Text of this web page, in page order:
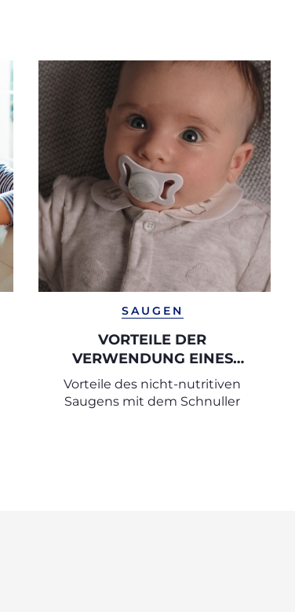
SAUGEN
VORTEILE DER
VERWENDUNG EINES
SCHNULLERS
Vorteile des nicht-nutritiven
Saugens mit dem Schnuller